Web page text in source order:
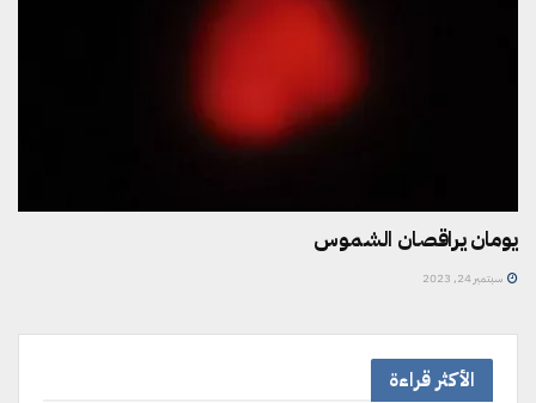
يومان يراقصان الشموس
سبتمبر 24, 2023
الأكثر قراءة